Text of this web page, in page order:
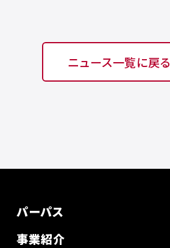
ニュース一覧に戻る
パーパス
事業紹介